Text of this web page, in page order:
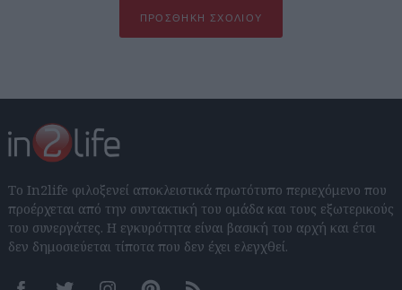
ΠΡΟΣΘΉΚΗ ΣΧΟΛΊΟΥ
Το In2life φιλοξενεί αποκλειστικά πρωτότυπο περιεχόμενο που
προέρχεται από την συντακτική του ομάδα και τους εξωτερικούς
του συνεργάτες. Η εγκυρότητα είναι βασική του αρχή και έτσι
δεν δημοσιεύεται τίποτα που δεν έχει ελεγχθεί.